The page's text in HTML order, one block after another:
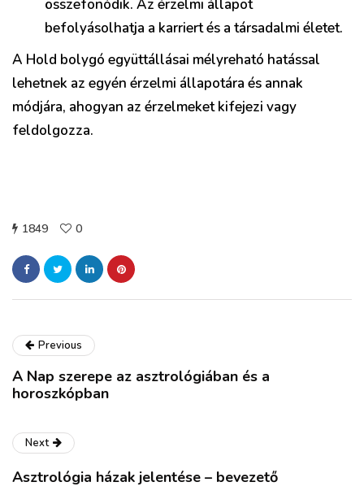
összefonódik. Az érzelmi állapot
befolyásolhatja a karriert és a társadalmi életet.
A Hold bolygó együttállásai mélyreható hatással
lehetnek az egyén érzelmi állapotára és annak
módjára, ahogyan az érzelmeket kifejezi vagy
feldolgozza.
1849 0
Previous
A Nap szerepe az asztrológiában és a
horoszkópban
Next
Asztrológia házak jelentése – bevezető